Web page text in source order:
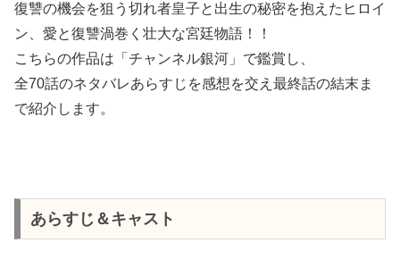
復讐の機会を狙う切れ者皇子と出生の秘密を抱えたヒロイ
ン、愛と復讐渦巻く壮大な宮廷物語！！
こちらの作品は「チャンネル銀河」で鑑賞し、
全70話のネタバレあらすじを感想を交え最終話の結末ま
で紹介します。
あらすじ＆キャスト